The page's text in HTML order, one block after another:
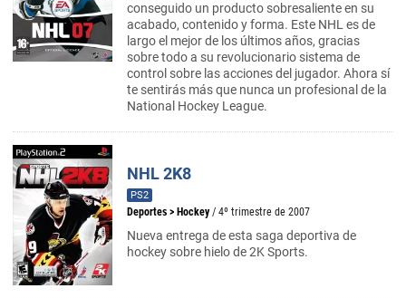
conseguido un producto sobresaliente en su
acabado, contenido y forma. Este NHL es de
largo el mejor de los últimos años, gracias
sobre todo a su revolucionario sistema de
control sobre las acciones del jugador. Ahora sí
te sentirás más que nunca un profesional de la
National Hockey League.
NHL 2K8
PS2
Deportes > Hockey / 4º trimestre de 2007
Nueva entrega de esta saga deportiva de
hockey sobre hielo de 2K Sports.